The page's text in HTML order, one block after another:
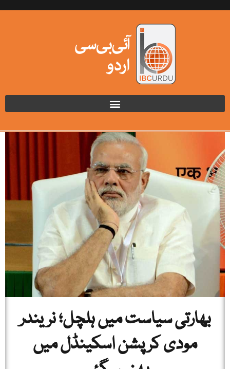
بھارتی سیاست میں ہلچل؛ نریندر
مودی کرپشن اسکینڈل میں